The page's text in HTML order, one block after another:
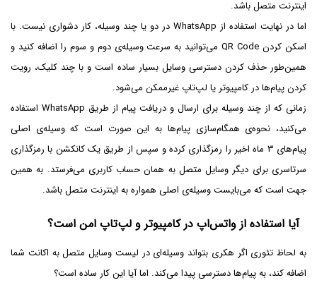
اینترنت متصل باشد.
اما در نهایت استفاده از WhatsApp در دو یا چند وسیله، کار دشواری نیست. با
اسکن کردن QR Code می‌توانید به سرعت وسیله‌ی دوم و سوم را اضافه کنید و
همین‌طور حذف کردن دسترسی وسایل بسیار ساده است و با چند کلیک، رویت
کردن پیام‌ها در کامپیوتر یا لپ‌تاپ غیرممکن می‌شود.
زمانی که از چند وسیله برای ارسال و دریافت پیام از طریق WhatsApp استفاده
می‌کنید، نحوه‌ی همگام‌سازی پیام‌ها به این صورت است که وسیله‌ی اصلی
پیام‌های ۳ ماه اخیر را رمزگذاری کرده و سپس از طریق یک کانکشن با رمزگذاری
سرتاسری برای دیگر وسایل متصل به همان حساب کاربری می‌فرستد. به همین
جهت است که می‌بایست وسیله‌ی اصلی همواره به اینترنت متصل باشد.
آیا استفاده از واتس‌اپ در کامپیوتر و لپ‌تاپ امن است؟
به لحاظ تئوری اگر هکری بتواند وسیله‌ای در لیست وسایل متصل به اکانت شما
اضافه کند، به پیام‌ها دسترسی پیدا می‌کند. اما آیا این کار ساده است؟